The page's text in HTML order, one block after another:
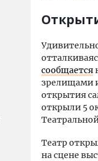
сообщается
зрелищами
открытия
открыли 5
Театр
на сцене